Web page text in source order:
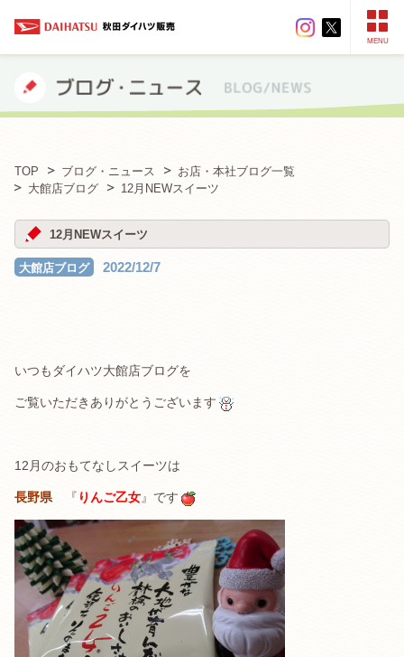
MENU
TOP ブログ・ニュース
お店・本社ブログ一覧
大館店ブログ
12月NEWスイーツ
12月NEWスイーツ
大館店ブログ 2022/12/7
いつもダイハツ大館店ブログを
ご覧いただきありがとうございます
12月のおもてなしスイーツは
長野県 『 りんご乙女』です